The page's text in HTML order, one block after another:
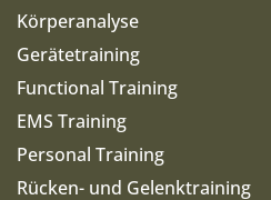
Körperanalyse
Gerätetraining
Functional Training
EMS Training
Personal Training
Rücken- und Gelenktraining